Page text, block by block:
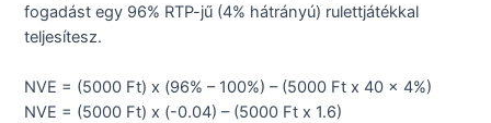
fogadást egy 96% RTP-jű (4% hátrányú) rulettjátékkal
teljesítesz.
NVE = (5000 Ft) x (96% – 100%) – (5000 Ft x 40 x 4%)
NVE = (5000 Ft) x (-0.04) – (5000 Ft x 1.6)